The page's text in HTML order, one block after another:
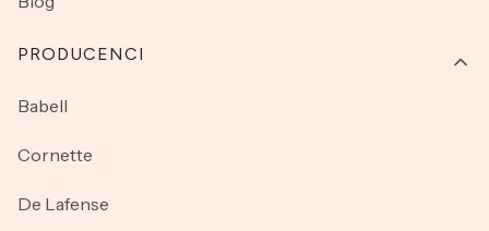
PRODUCENCI
Babell
Cornette
De Lafense